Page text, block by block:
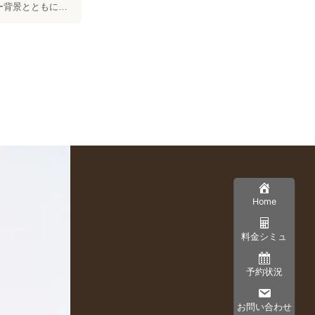
背景とともに写
Home
料金シミュ
予約状況
お問い合わせ